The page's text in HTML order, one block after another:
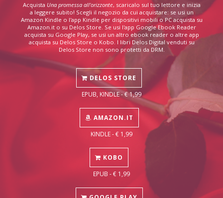
Acquista Una promessa all'orizzonte, scaricalo sul tuo lettore e inizia
a leggere subito! Scegli il negozio da cui acquistare: se usi un
Amazon Kindle o l'app Kindle per dispositivi mobili o PC acquista su
Amazon.it o su Delos Store. Se usi l'app Google Ebook Reader
acquista su Google Play, se usi un altro ebook reader o altre app
acquista su Delos Store o Kobo. I libri Delos Digital venduti su
Delos Store non sono protetti da DRM.
DELOS STORE
EPUB, KINDLE - € 1,99
AMAZON.IT
KINDLE - € 1,99
KOBO
EPUB - € 1,99